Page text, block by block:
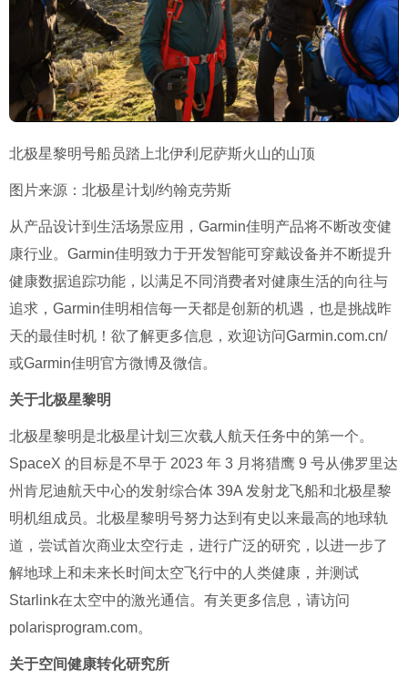
北极星黎明号船员踏上北伊利尼萨斯火山的山顶
图片来源：北极星计划/约翰克劳斯
从产品设计到生活场景应用，Garmin佳明产品将不断改变健
康行业。Garmin佳明致力于开发智能可穿戴设备并不断提升
健康数据追踪功能，以满足不同消费者对健康生活的向往与
追求，Garmin佳明相信每一天都是创新的机遇，也是挑战昨
天的最佳时机！欲了解更多信息，欢迎访问Garmin.com.cn/
或Garmin佳明官方微博及微信。
关于北极星黎明
北极星黎明是北极星计划三次载人航天任务中的第一个。
SpaceX 的目标是不早于 2023 年 3 月将猎鹰 9 号从佛罗里达
州肯尼迪航天中心的发射综合体 39A 发射龙飞船和北极星黎
明机组成员。北极星黎明号努力达到有史以来最高的地球轨
道，尝试首次商业太空行走，进行广泛的研究，以进一步了
解地球上和未来长时间太空飞行中的人类健康，并测试
Starlink在太空中的激光通信。有关更多信息，请访问
polarisprogram.com。
关于空间健康转化研究所